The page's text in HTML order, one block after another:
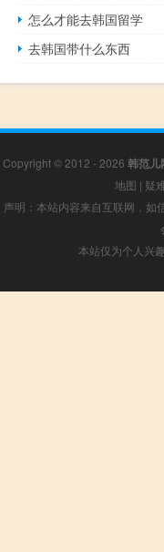
怎么才能去韩国留学
去韩国带什么东西
Copyright © 2012 - 2026 韩范儿
地图 | 疑
声明：本站内容来自互联网，如
本站仅为个人兴